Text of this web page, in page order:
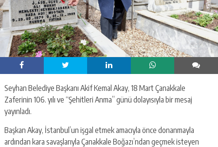
Seyhan Belediye Başkanı Akif Kemal Akay, 18 Mart Çanakkale
Zaferinin 106. yılı ve “Şehitleri Anma” günü dolayısıyla bir mesaj
yayınladı.
Başkan Akay, İstanbul’un işgal etmek amacıyla önce donanmayla
ardından kara savaşlarıyla Çanakkale Boğazı’ndan geçmek isteyen